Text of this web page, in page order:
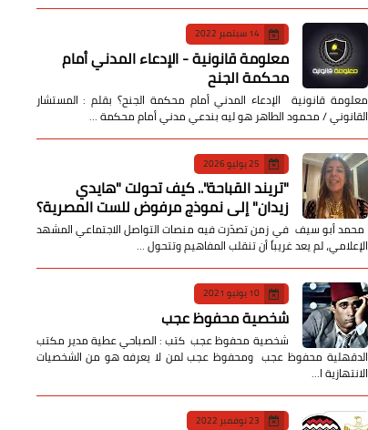
14 سبتمبر 2022
معلومة قانونية - الإدعاء المدني أمام
محكمة الجنح
معلومة قانونية الإدعاء المدني أمام محكمة الجنح؟ بقلم : المستشار
القانوني / محمود الطاهر هو ليه بندعي مدني أمام محكمة …
25 يوليو 2026
​"تريند القباحة".. كيف تحولت "هايدي
زيدان" إلى نموذج مرفوض للست المصرية؟
​ محمد أبو سيف ​في زمن تصدّرت فيه منصات التواصل الاجتماعي المشهد
الإعلامي، لم يعد غريباً أن تنقلب المفاهيم وتتحول …
10 يونيو 2021
شخصية محفوظ عجب
شخصية محفوظ عجب كتب : الصباحي عطية مدير مكتب
الدقهلية محفوظ عجب ومحفوظ عجب لمن لا يعرفه هو من الشخصيات
الانتهازية ا…
23 نوفمبر 2022